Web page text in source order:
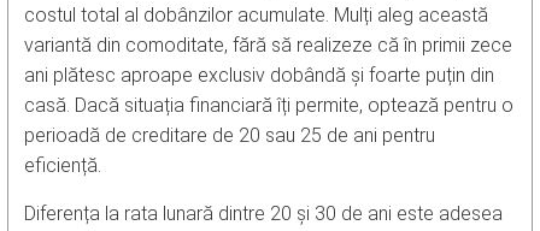
costul total al dobânzilor acumulate. Mulți aleg această
variantă din comoditate, fără să realizeze că în primii zece
ani plătesc aproape exclusiv dobândă și foarte puțin din
casă. Dacă situația financiară îți permite, optează pentru o
perioadă de creditare de 20 sau 25 de ani pentru
eficiență.
Diferența la rata lunară dintre 20 și 30 de ani este adesea